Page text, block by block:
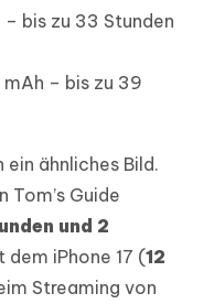
bis zu 33 Stunden
– bis zu 39
ähnliches Bild.
Guide
und 2
dem iPhone 17 (12
Streaming von